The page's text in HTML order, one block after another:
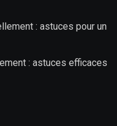
: astuces pour un
: astuces efficaces